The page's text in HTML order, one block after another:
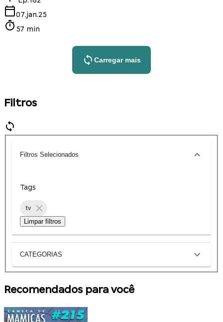
07.jan.25
57 min
Carregar mais
Filtros
Filtros Selecionados
Tags
tv
Limpar filtros
CATEGORIAS
Recomendados para você